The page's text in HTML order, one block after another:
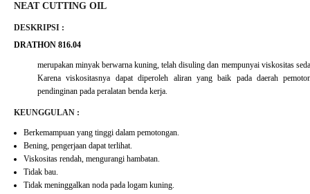
NEAT CUTTING OIL
DESKRIPSI :
DRATHON 816.04
merupakan minyak berwarna kuning, telah disuling dan mempunyai viskositas
Karena viskositasnya dapat diperoleh aliran yang baik pada daerah
pendinginan pada peralatan benda kerja.
KEUNGGULAN :
Berkemampuan yang tinggi dalam pemotongan.
Bening, pengerjaan dapat terlihat.
Viskositas rendah, mengurangi hambatan.
Tidak bau.
Tidak meninggalkan noda pada logam kuning.